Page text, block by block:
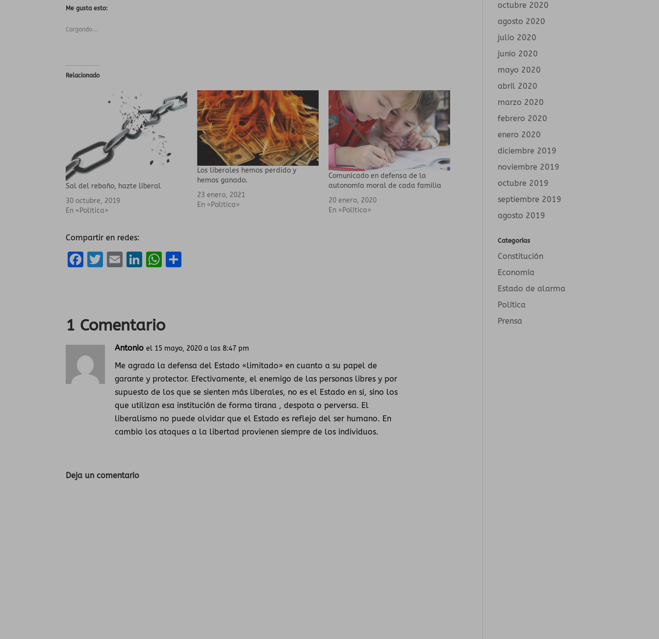
Me gusta esto:
Cargando...
Relacionado
Sal del rebaño, hazte liberal
30 octubre, 2019
En «Política»
Los liberales hemos perdido y
hemos ganado.
23 enero, 2021
En «Política»
Comunicado en defensa de la
autonomía moral de cada familia
20 enero, 2020
En «Política»
Compartir en redes:
F
o
k
T
r
E
Li
dI
W
A
p ir
1 Comentario
Antonio el 15 mayo, 2020 a las 8:47 pm
Me agrada la defensa del Estado «limitado» en cuanto a su papel de
garante y protector. Efectivamente, el enemigo de las personas libres y por
supuesto de los que se sienten más liberales, no es el Estado en si, sino los
que utilizan esa institución de forma tirana , despota o perversa. El
liberalismo no puede olvidar que el Estado es reflejo del ser humano. En
cambio los ataques a la libertad provienen siempre de los individuos.
Deja un comentario
octubre 2020
agosto 2020
julio 2020
junio 2020
mayo 2020
abril 2020
marzo 2020
febrero 2020
enero 2020
diciembre 2019
noviembre 2019
octubre 2019
septiembre 2019
agosto 2019
Categorías
Constitución
Economía
Estado de alarma
Política
Prensa